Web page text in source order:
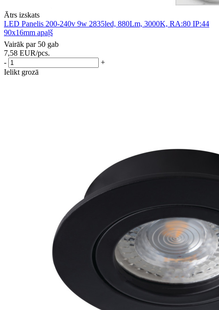
Ātrs izskats
LED Panelis 200-240v 9w 2835led, 880Lm, 3000K, RA:80 IP:44
90x16mm apaļš
Vairāk par 50 gab
7,58 EUR/pcs.
-
+
Ielikt grozā